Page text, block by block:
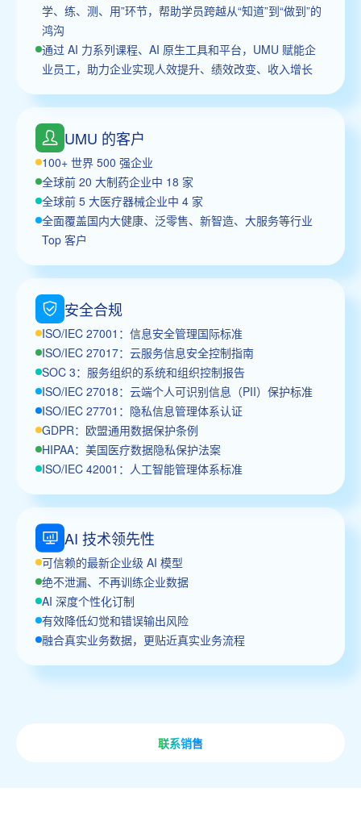
学、练、测、用”环节，帮助学员跨越从“知道”到“做到”的
鸿沟
通过 AI 力系列课程、AI 原生工具和平台，UMU 赋能企
业员工，助力企业实现人效提升、绩效改变、收入增长
UMU 的客户
100+ 世界 500 强企业
全球前 20 大制药企业中 18 家
全球前 5 大医疗器械企业中 4 家
全面覆盖国内大健康、泛零售、新智造、大服务等行业
Top 客户
安全合规
ISO/IEC 27001：信息安全管理国际标准
ISO/IEC 27017：云服务信息安全控制指南
SOC 3：服务组织的系统和组织控制报告
ISO/IEC 27018：云端个人可识别信息（PII）保护标准
ISO/IEC 27701：隐私信息管理体系认证
GDPR：欧盟通用数据保护条例
HIPAA：美国医疗数据隐私保护法案
ISO/IEC 42001：人工智能管理体系标准
AI 技术领先性
可信赖的最新企业级 AI 模型
绝不泄漏、不再训练企业数据
AI 深度个性化订制
有效降低幻觉和错误输出风险
融合真实业务数据，更贴近真实业务流程
联系销售